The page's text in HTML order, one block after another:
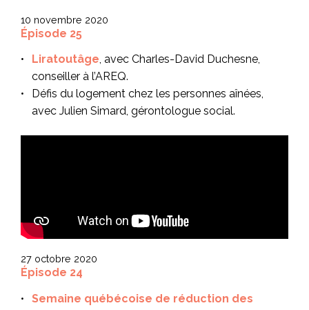
10 novembre 2020
Épisode 25
Liratoutâge, avec Charles-David Duchesne,
conseiller à l’AREQ.
Défis du logement chez les personnes aînées,
avec Julien Simard, gérontologue social.
27 octobre 2020
Épisode 24
Semaine québécoise de réduction des